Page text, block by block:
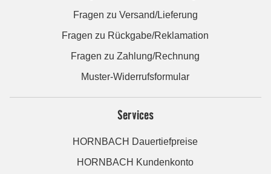
Fragen zu Versand/Lieferung
Fragen zu Rückgabe/Reklamation
Fragen zu Zahlung/Rechnung
Muster-Widerrufsformular
Services
HORNBACH Dauertiefpreise
HORNBACH Kundenkonto